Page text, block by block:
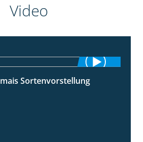
Video
4:26
Sortenvorstellung